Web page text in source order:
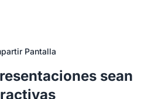
Pantalla
sean